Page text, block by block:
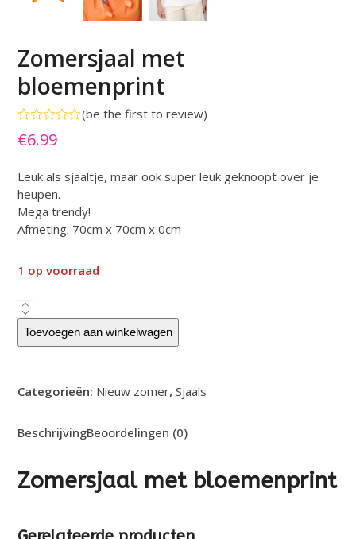
Zomersjaal met
bloemenprint
Gewaardeerd
0
(be the first to review)
€6.99
Leuk als sjaaltje, maar ook super leuk geknoopt over je
heupen.
Mega trendy!
Afmeting: 70cm x 70cm x 0cm
1 op voorraad
Zomersjaal
met
bloemenprint
Toevoegen aan winkelwagen
Categorieën: Nieuw zomer,Sjaals
BeschrijvingBeoordelingen (0)
Zomersjaal met bloemenprint